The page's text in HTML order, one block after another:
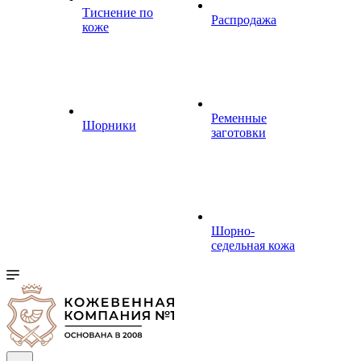
Тиснение по
коже
Шорники
Распродажа
Ременные
заготовки
Шорно-
седельная кожа